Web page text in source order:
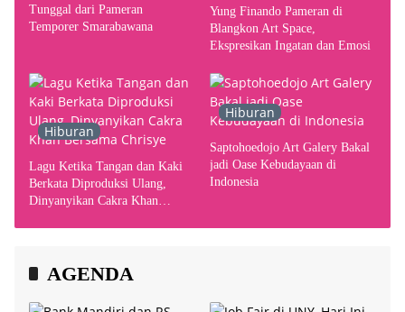
Tunggal dari Pameran
Temporer Smarabawana
Yung Finando Pameran di
Blangkon Art Space,
Ekspresikan Ingatan dan Emosi
Hiburan
Lagu Ketika Tangan dan Kaki
Berkata Diproduksi Ulang,
Dinyanyikan Cakra Khan
Hiburan
Saptohoedojo Art Galery Bakal
jadi Oase Kebudayaan di
Indonesia
AGENDA